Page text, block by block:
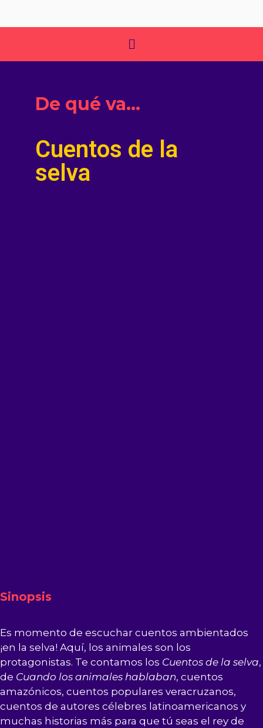
De qué va…
Cuentos de la
selva
Sinopsis
Es momento de escuchar cuentos ambientados
¡en la selva! Aquí, los animales son los
protagonistas. Te contamos los Cuentos de la selva,
de Cuando los animales hablaban, cuentos
amazónicos, cuentos populares veracruzanos,
cuentos de autores célebres latinoamericanos y
muchas historias más para que tú seas el rey de